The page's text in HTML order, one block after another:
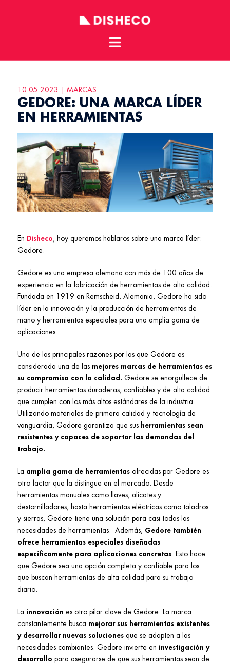
content
Toggle
menu
10.05.2023 | MARCAS
GEDORE: UNA MARCA LÍDER
EN HERRAMIENTAS
En Disheco , hoy queremos hablaros sobre una marca líder:
Gedore.
Gedore es una empresa alemana con más de 100 años de
experiencia en la fabricación de herramientas de alta calidad.
Fundada en 1919 en Remscheid, Alemania, Gedore ha sido
líder en la innovación y la producción de herramientas de
mano y herramientas especiales para una amplia gama de
aplicaciones.
Una de las principales razones por las que Gedore es
considerada una de las mejores marcas de herramientas es
su compromiso con la calidad. Gedore se enorgullece de
producir herramientas duraderas, confiables y de alta calidad
que cumplen con los más altos estándares de la industria.
Utilizando materiales de primera calidad y tecnología de
vanguardia, Gedore garantiza que sus herramientas sean
resistentes y capaces de soportar las demandas del
trabajo.
La amplia gama de herramientas ofrecidas por Gedore es
otro factor que la distingue en el mercado. Desde
herramientas manuales como llaves, alicates y
destornilladores, hasta herramientas eléctricas como taladros
y sierras, Gedore tiene una solución para casi todas las
necesidades de herramientas. Además, Gedore también
ofrece herramientas especiales diseñadas
específicamente para aplicaciones concretas . Esto hace
que Gedore sea una opción completa y confiable para los
que buscan herramientas de alta calidad para su trabajo
diario.
La innovación es otro pilar clave de Gedore. La marca
constantemente busca mejorar sus herramientas existentes
y desarrollar nuevas soluciones que se adapten a las
necesidades cambiantes. Gedore invierte en investigación y
desarrollo para asegurarse de que sus herramientas sean de